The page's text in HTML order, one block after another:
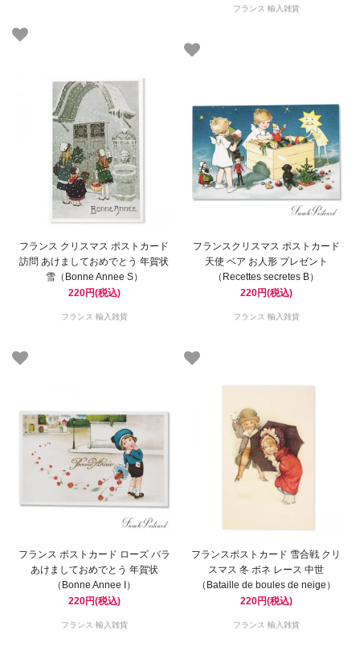
フランス 輸入雑貨
フランス クリスマス ポストカード
訪問 あけましておめでとう 年賀状
雪（Bonne Annee S）
220円(税込)
フランス 輸入雑貨
フランスクリスマス ポストカード
天使 ベア お人形 プレゼント
（Recettes secretes B）
220円(税込)
フランス 輸入雑貨
フランス ポストカード ローズ バラ
あけましておめでとう 年賀状
（Bonne Annee I）
220円(税込)
フランス 輸入雑貨
フランスポストカード 雪合戦 クリ
スマス 冬 ボネ レース 中世
（Bataille de boules de neige）
220円(税込)
フランス 輸入雑貨